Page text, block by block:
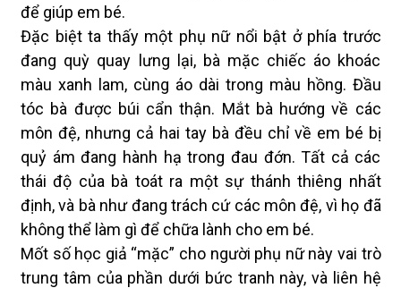
để giúp em bé.
Đặc biệt ta thấy một phụ nữ nổi bật ở phía trước
đang quỳ quay lưng lại, bà mặc chiếc áo khoác
màu xanh lam, cùng áo dài trong màu hồng. Đầu
tóc bà được búi cẩn thận. Mắt bà hướng về các
môn đệ, nhưng cả hai tay bà đều chỉ về em bé bị
quỷ ám đang hành hạ trong đau đớn. Tất cả các
thái độ của bà toát ra một sự thánh thiêng nhất
định, và bà như đang trách cứ các môn đệ, vì họ đã
không thể làm gì để chữa lành cho em bé.
Mốt số học giả “mặc” cho người phụ nữ này vai trò
trung tâm của phần dưới bức tranh này, và liên hệ